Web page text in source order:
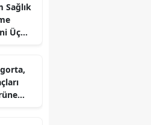
Sağlık
Üç